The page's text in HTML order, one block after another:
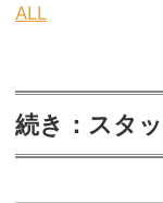
ALL
続き：スタ